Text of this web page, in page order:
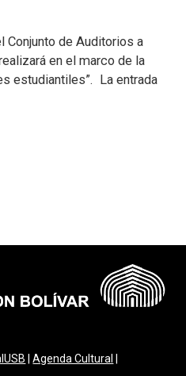
Conjunto de Auditorios a
en el marco de la
estudiantiles”. La entrada
|Agenda Cultural